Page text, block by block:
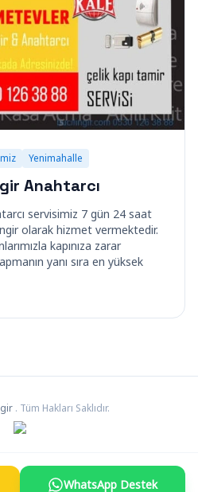
Yenimahalle
Anahtarcı
servisimiz 7 gün 24 saat
olarak hizmet vermektedir.
kapınıza zarar
yanı sıra en yüksek
. Tüm Hakları Saklıdır.
WhatsApp Destek